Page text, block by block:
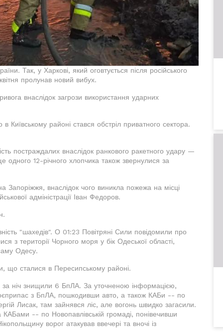
Так, у Харкові, який оговтується після російського
пролунав новий вибух.
внаслідок загрози використання ударних
районі стався обстріл приватного сектора.
постраждалих внаслідок ранкового ракетного удару —
одного 12-річного хлопчика також звернулися за
Запоріжжя, внаслідок чого виникла пожежа на місці
адміністрації Іван Федоров.
"шахедів". О 01:23 Повітряні Сили повідомили про
з території Чорного моря у бік Одеської області,
Одесу.
що сталися в Пересипському районі.
за ніч знищили 6 БпЛА. За уточненою інформацією,
з БпЛА, пошкодивши авто, а також КАБи -- по
Лисак, там зайнявся ліс, але вогонь швидко загасили.
КАБами -- по Новопавлівській громаді, понівечивши
ворог атакував ввечері та вночі із